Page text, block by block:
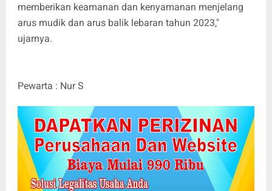
memberikan keamanan dan kenyamanan menjelang
arus mudik dan arus balik lebaran tahun 2023,"
ujarnya.
Pewarta : Nur S